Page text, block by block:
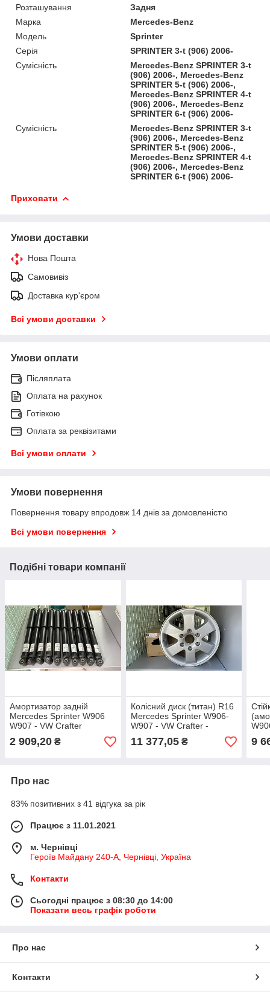
Розташування
Задня
Марка
Mercedes-Benz
Модель
Sprinter
Серія
SPRINTER 3-t (906) 2006-
Сумісність
Mercedes-Benz SPRINTER 3-t
(906) 2006-, Mercedes-Benz
SPRINTER 5-t (906) 2006-,
Mercedes-Benz SPRINTER 4-t
(906) 2006-, Mercedes-Benz
SPRINTER 6-t (906) 2006-
Сумісність
Mercedes-Benz SPRINTER 3-t
(906) 2006-, Mercedes-Benz
SPRINTER 5-t (906) 2006-,
Mercedes-Benz SPRINTER 4-t
(906) 2006-, Mercedes-Benz
SPRINTER 6-t (906) 2006-
Приховати
Умови доставки
Нова Пошта
Самовивіз
Доставка кур'єром
Всі умови доставки
Умови оплати
Післяплата
Оплата на рахунок
Готівкою
Оплата за реквізитами
Всі умови оплати
Умови повернення
Повернення товару впродовж 14 днів за домовленістю
Всі умови повернення
Подібні товари компанії
Амортизатор задній
Mercedes Sprinter W906
W907 - VW Crafter
(спарка) - Mercedes-Benz
- Оригінал
2 909,20 ₴
Колісний диск (титан) R16
Mercedes Sprinter W906-
W907 - VW Crafter -
Mercedes-Benz - A 001 401
86 02
11 377,05₴ 9
Про нас
83% позитивних з 41 відгука за рік
Працює з 11.01.2021
м. Чернівці
Героїв Майдану 240-А, Чернівці, Україна
Контакти
Сьогодні працює з 08:30 до 14:00
Показати весь графік роботи
Про нас
Контакти